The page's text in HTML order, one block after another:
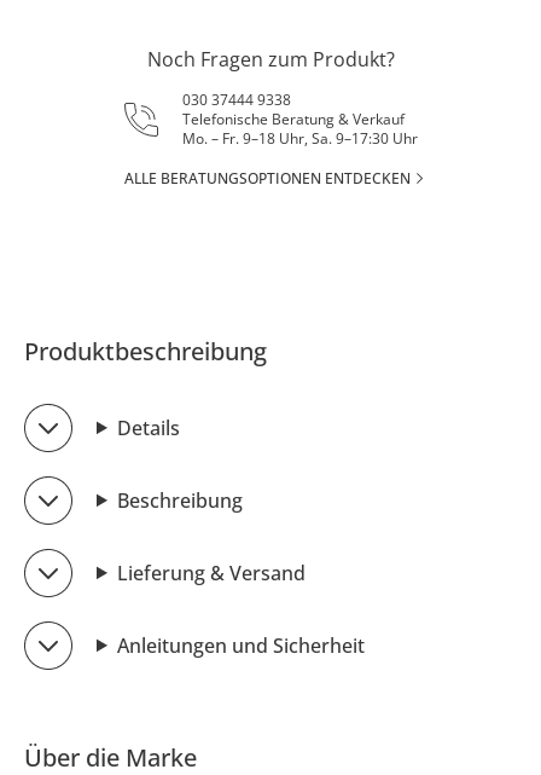
Noch Fragen zum Produkt?
030 37444 9338
Telefonische Beratung & Verkauf
Mo. – Fr. 9–18 Uhr, Sa. 9–17:30 Uhr
ALLE BERATUNGSOPTIONEN ENTDECKEN
Produktbeschreibung
Details
Beschreibung
Lieferung & Versand
Anleitungen und Sicherheit
Über die Marke